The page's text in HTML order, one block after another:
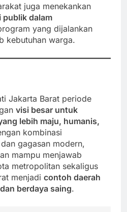
juga menekankan
publik dalam
yang dijalankan
kebutuhan warga.
Jakarta Barat periode
visi besar untuk
lebih maju, humanis,
kombinasi
gagasan modern,
mampu menjawab
metropolitan sekaligus
menjadi contoh daerah
berdaya saing.